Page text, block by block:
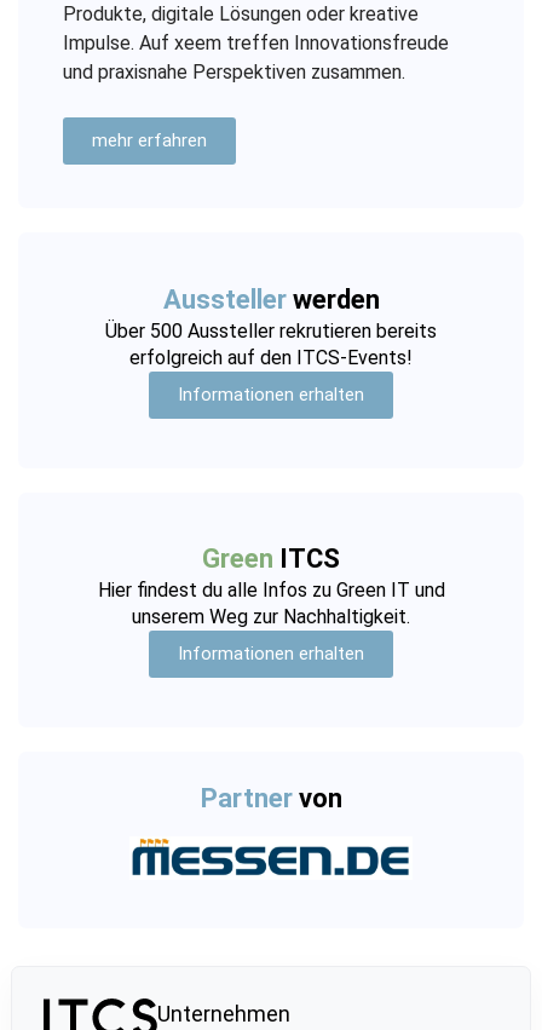
Produkte, digitale Lösungen oder kreative
Impulse. Auf xeem treffen Innovationsfreude
und praxisnahe Perspektiven zusammen.
mehr erfahren
Ausstellerwerden
Über 500 Aussteller rekrutieren bereits
erfolgreich auf den ITCS-Events!
Informationen erhalten
Green ITCS
Hier findest du alle Infos zu Green IT und
unserem Weg zur Nachhaltigkeit.
Informationen erhalten
Partnervon
Unternehmen